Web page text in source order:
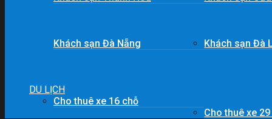
Khách sạn Đà Nẵng Khách sạn Đà
DU LỊCH
Cho thuê xe 16 chỗ
Cho thuê xe